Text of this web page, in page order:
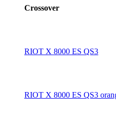
Crossover
RIOT X 8000 ES QS3
RIOT X 8000 ES QS3